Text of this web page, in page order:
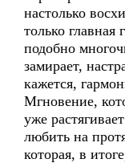
настолько
только главная
подобно
замирает,
кажется,
Мгновение,
уже
любить на
которая, в